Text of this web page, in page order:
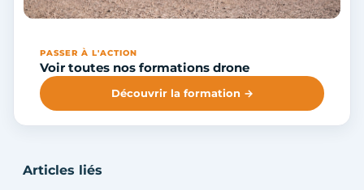
PASSER À L'ACTION
Voir toutes nos formations drone
Découvrir la formation →
Articles liés